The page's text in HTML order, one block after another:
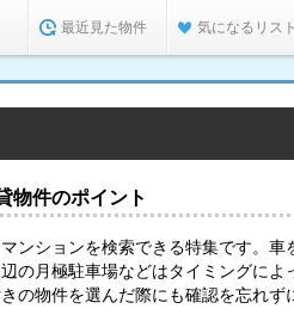
最近見た物件 気になるリスト
物件のポイント
ンションを検索できる特集です。車
の月極駐車場などはタイミングによ
の物件を選んだ際にも確認を忘れず